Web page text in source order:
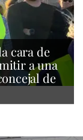
cara de
a una
de